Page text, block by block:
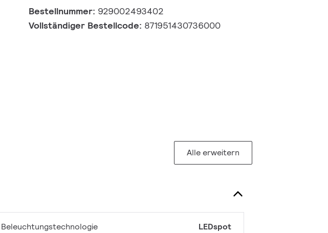
Bestellnummer: 929002493402
Vollständiger Bestellcode: 871951430736000
Alle erweitern
Beleuchtungstechnologie LEDspot